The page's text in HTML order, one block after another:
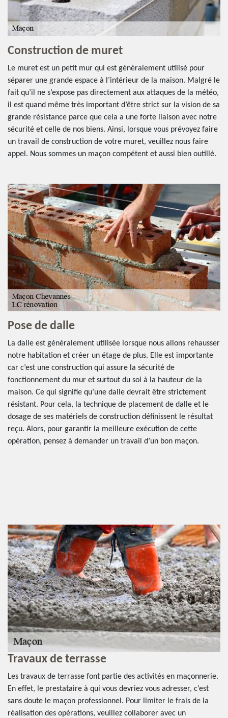
Construction de muret
Le muret est un petit mur qui est généralement utilisé pour
séparer une grande espace à l’intérieur de la maison. Malgré le
fait qu’il ne s’expose pas directement aux attaques de la météo,
il est quand même très important d’être strict sur la vision de sa
grande résistance parce que cela a une forte liaison avec notre
sécurité et celle de nos biens. Ainsi, lorsque vous prévoyez faire
un travail de construction de votre muret, veuillez nous faire
appel. Nous sommes un maçon compétent et aussi bien outillé.
Pose de dalle
La dalle est généralement utilisée lorsque nous allons rehausser
notre habitation et créer un étage de plus. Elle est importante
car c’est une construction qui assure la sécurité de
fonctionnement du mur et surtout du sol à la hauteur de la
maison. Ce qui signifie qu’une dalle devrait être strictement
résistant. Pour cela, la technique de placement de dalle et le
dosage de ses matériels de construction définissent le résultat
reçu. Alors, pour garantir la meilleure exécution de cette
opération, pensez à demander un travail d’un bon maçon.
Travaux de terrasse
Les travaux de terrasse font partie des activités en maçonnerie.
En effet, le prestataire à qui vous devriez vous adresser, c’est
sans doute le maçon professionnel. Pour limiter le frais de la
réalisation des opérations, veuillez collaborer avec un